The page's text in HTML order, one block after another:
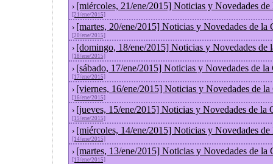
› [miércoles, 21/ene/2015] Noticias y Novedades
[21/ene/2015]
› [martes, 20/ene/2015] Noticias y Novedades de la
[20/ene/2015]
› [domingo, 18/ene/2015] Noticias y Novedades de
[18/ene/2015]
› [sábado, 17/ene/2015] Noticias y Novedades de la
[17/ene/2015]
› [viernes, 16/ene/2015] Noticias y Novedades de
[16/ene/2015]
› [jueves, 15/ene/2015] Noticias y Novedades de la
[15/ene/2015]
› [miércoles, 14/ene/2015] Noticias y Novedades
[14/ene/2015]
› [martes, 13/ene/2015] Noticias y Novedades de la
[13/ene/2015]